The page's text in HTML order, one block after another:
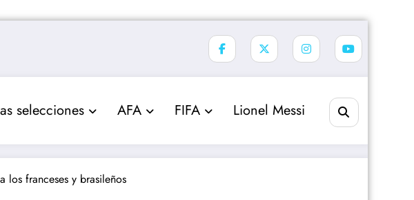
selecciones AFA FIFA Lionel Messi
franceses y brasileños